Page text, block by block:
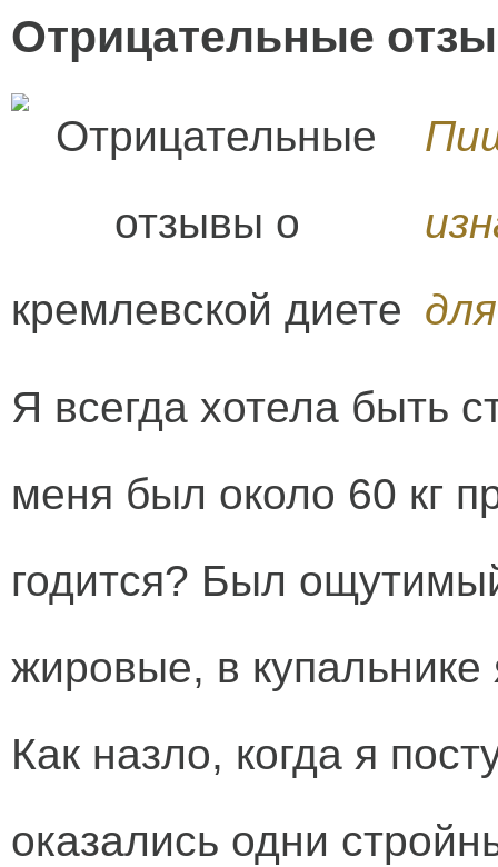
Отрицательные
Я всегда хотела быть
меня был около 60 кг
годится? Был
жировые, в купальнике
Как назло, когда я
оказались одни